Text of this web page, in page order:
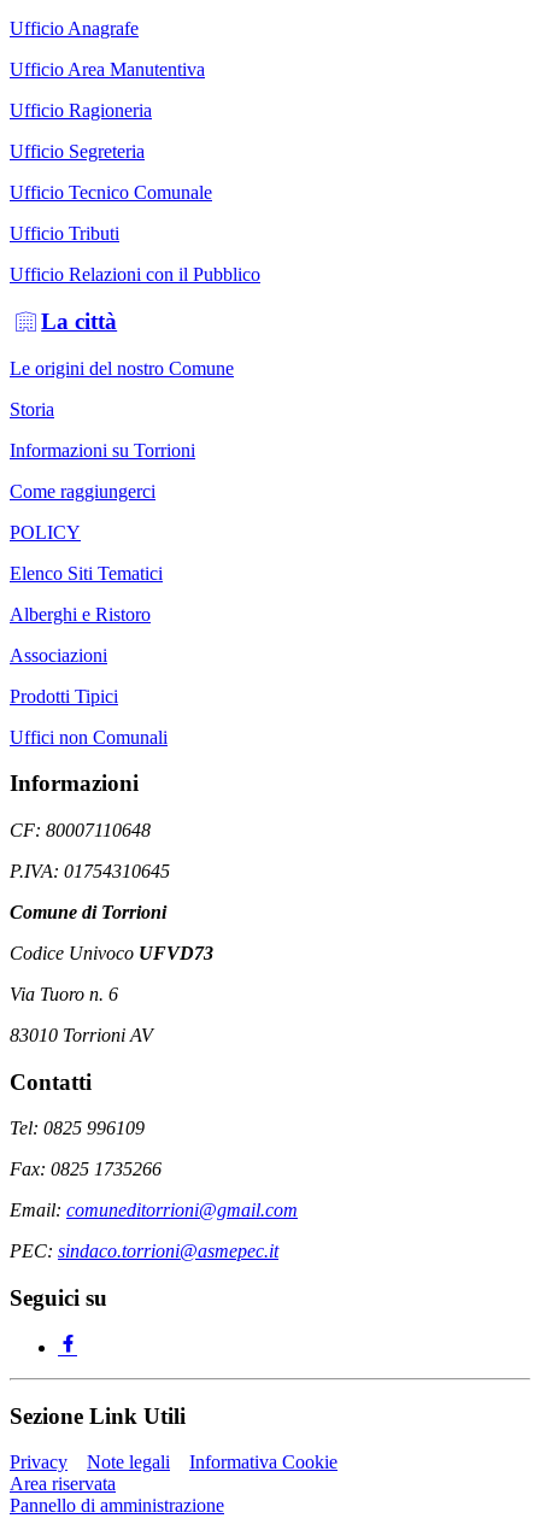
Ufficio Anagrafe
Ufficio Area Manutentiva
Ufficio Ragioneria
Ufficio Segreteria
Ufficio Tecnico Comunale
Ufficio Tributi
Ufficio Relazioni con il Pubblico
La città
Le origini del nostro Comune
Storia
Informazioni su Torrioni
Come raggiungerci
POLICY
Elenco Siti Tematici
Alberghi e Ristoro
Associazioni
Prodotti Tipici
Uffici non Comunali
Informazioni
CF: 80007110648
P.IVA: 01754310645
Comune di Torrioni
Codice Univoco UFVD73
Via Tuoro n. 6
83010 Torrioni AV
Contatti
Tel: 0825 996109
Fax: 0825 1735266
Email: comuneditorrioni@gmail.com
PEC: sindaco.torrioni@asmepec.it
Seguici su
Sezione Link Utili
Privacy Note legali
Informativa Cookie
Area riservata
Pannello di amministrazione